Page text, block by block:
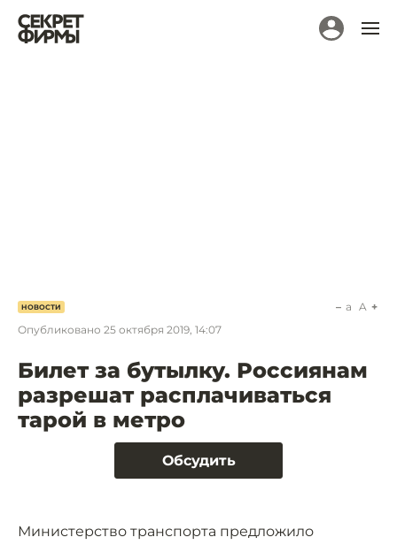
НОВОСТИ
Опубликовано 25 октября 2019, 14:07
a A
Билет за бутылку. Россиянам
разрешат расплачиваться
тарой в метро
Обсудить
Министерство транспорта предложило